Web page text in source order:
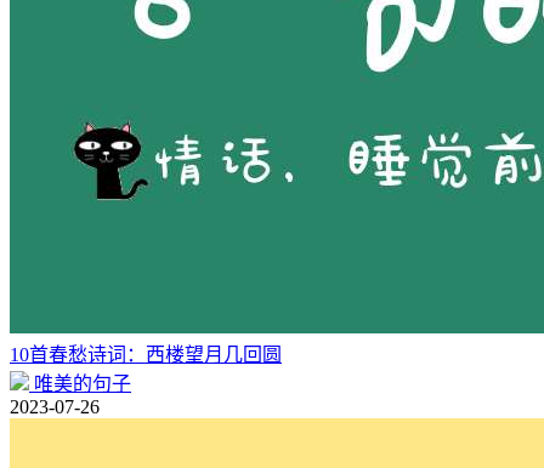
10首春愁诗词：西楼望月几回圆
唯美的句子
2023-07-26